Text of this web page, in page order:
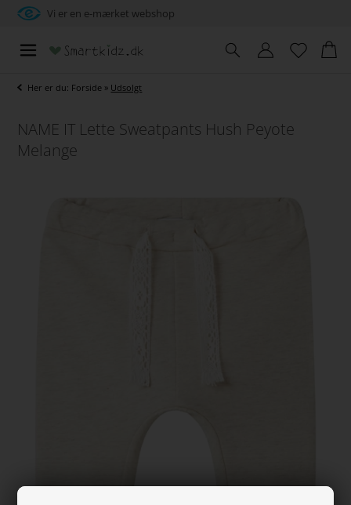
Vi er en e-mærket webshop
Her er du: Forside » Udsolgt
NAME IT Lette Sweatpants Hush Peyote
Melange